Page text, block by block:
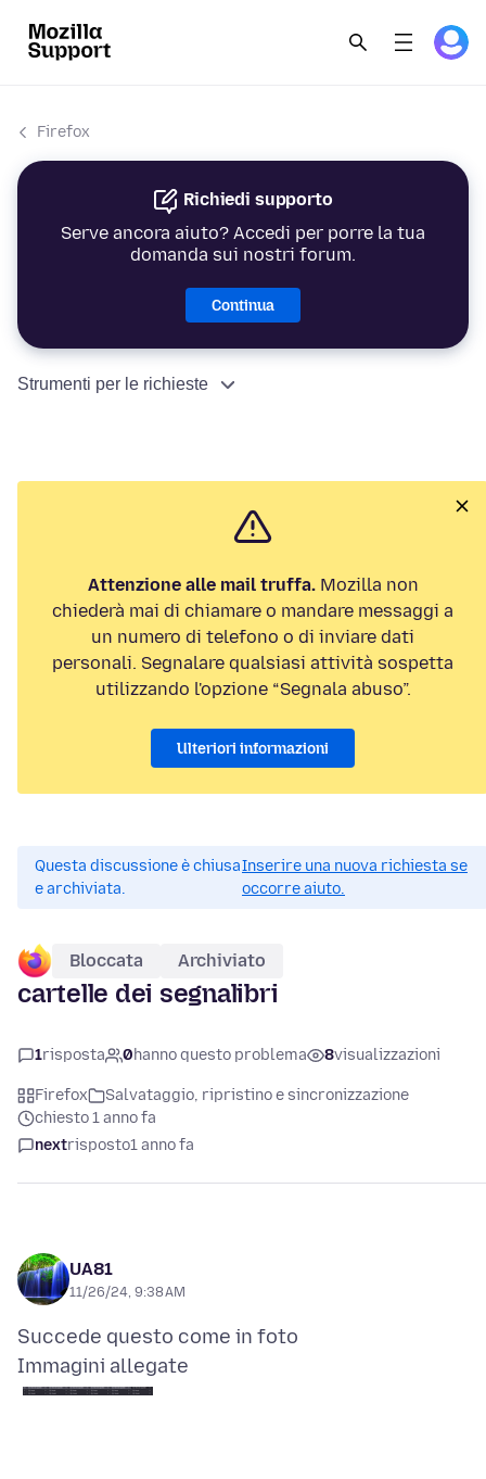
Firefox
Richiedi supporto
Serve ancora aiuto? Accedi per porre la tua
domanda sui nostri forum.
Continua
Strumenti per le richieste
Attenzione alle mail truffa.Mozilla non
chiederà mai di chiamare o mandare messaggi a
un numero di telefono o di inviare dati
personali. Segnalare qualsiasi attività sospetta
utilizzando l'opzione “Segnala abuso”.
Ulteriori informazioni
Questa discussione è chiusa
e archiviata.
Inserire una nuova richiesta se
occorre aiuto.
Bloccata Archiviato
cartelle dei segnalibri
1risposta 0hanno questo problema 8visualizzazioni
Firefox
Salvataggio, ripristino e sincronizzazione
chiesto 1 anno fa
nextrisposto1 anno fa
UA81
11/26/24, 9:38 AM
Immagini allegate